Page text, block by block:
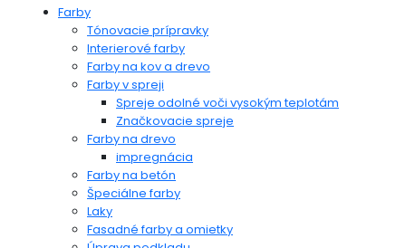
Farby
Tónovacie prípravky
Interierové farby
Farby na kov a drevo
Farby v spreji
Spreje odolné voči vysokým teplotám
Značkovacie spreje
Farby na drevo
impregnácia
Farby na betón
Špeciálne farby
Laky
Fasadné farby a omietky